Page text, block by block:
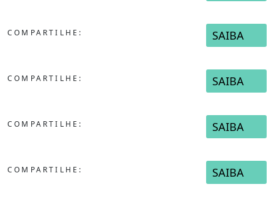
COMPARTILHE: SAIBA
COMPARTILHE: SAIBA
COMPARTILHE: SAIBA
COMPARTILHE: SAIBA